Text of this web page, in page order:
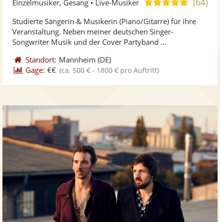
Fotos
5
Einzelmusiker, Gesang • Live-Musiker
Studierte Sängerin & Musikerin (Piano/Gitarre) für ihre
Veranstaltung. Neben meiner deutschen Singer-
Songwriter Musik und der Cover Partyband ...
Standort: Mannheim (DE)
Gage: €€ (ca. 500 € - 1800 € pro Auftritt)